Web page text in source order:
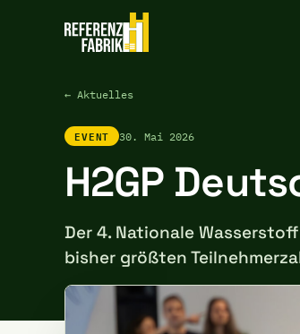
← Aktuelles
EVENT 30. Mai 2026
H2GP
Der 4. Nationale
bisher größten